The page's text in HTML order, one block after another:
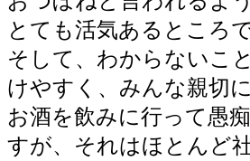
とても活気あるところで
そして、わからないこ
けやすく、みんな親切
お酒を飲みに行って愚
すが、それはほとんど